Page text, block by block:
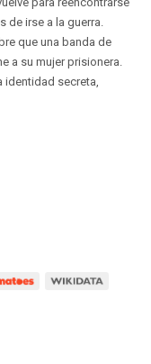
de irse a la guerra.
que una banda de
a su mujer prisionera.
identidad secreta,